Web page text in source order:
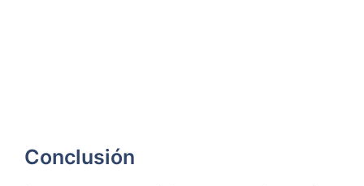
Conclusión